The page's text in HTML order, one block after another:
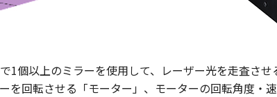
個以上のミラーを使用して、レーザー光を走査させ
を回転させる「モーター」、モーターの回転角度・